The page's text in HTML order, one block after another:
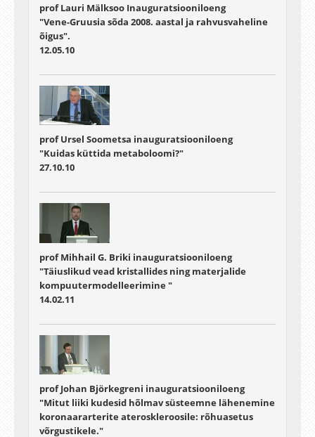
prof Lauri Mälksoo Inauguratsiooniloeng
"Vene-Gruusia sõda 2008. aastal ja rahvusvaheline
õigus".
12.05.10
prof Ursel Soometsa inauguratsiooniloeng
"Kuidas küttida metaboloomi?"
27.10.10
prof Mihhail G. Briki inauguratsiooniloeng
"Täiuslikud vead kristallides ning materjalide
kompuutermodelleerimine "
14.02.11
prof Johan Björkegreni inauguratsiooniloeng
"Mitut liiki kudesid hõlmav süsteemne lähenemine
koronaararterite ateroskleroosile: rõhuasetus
võrgustikele."